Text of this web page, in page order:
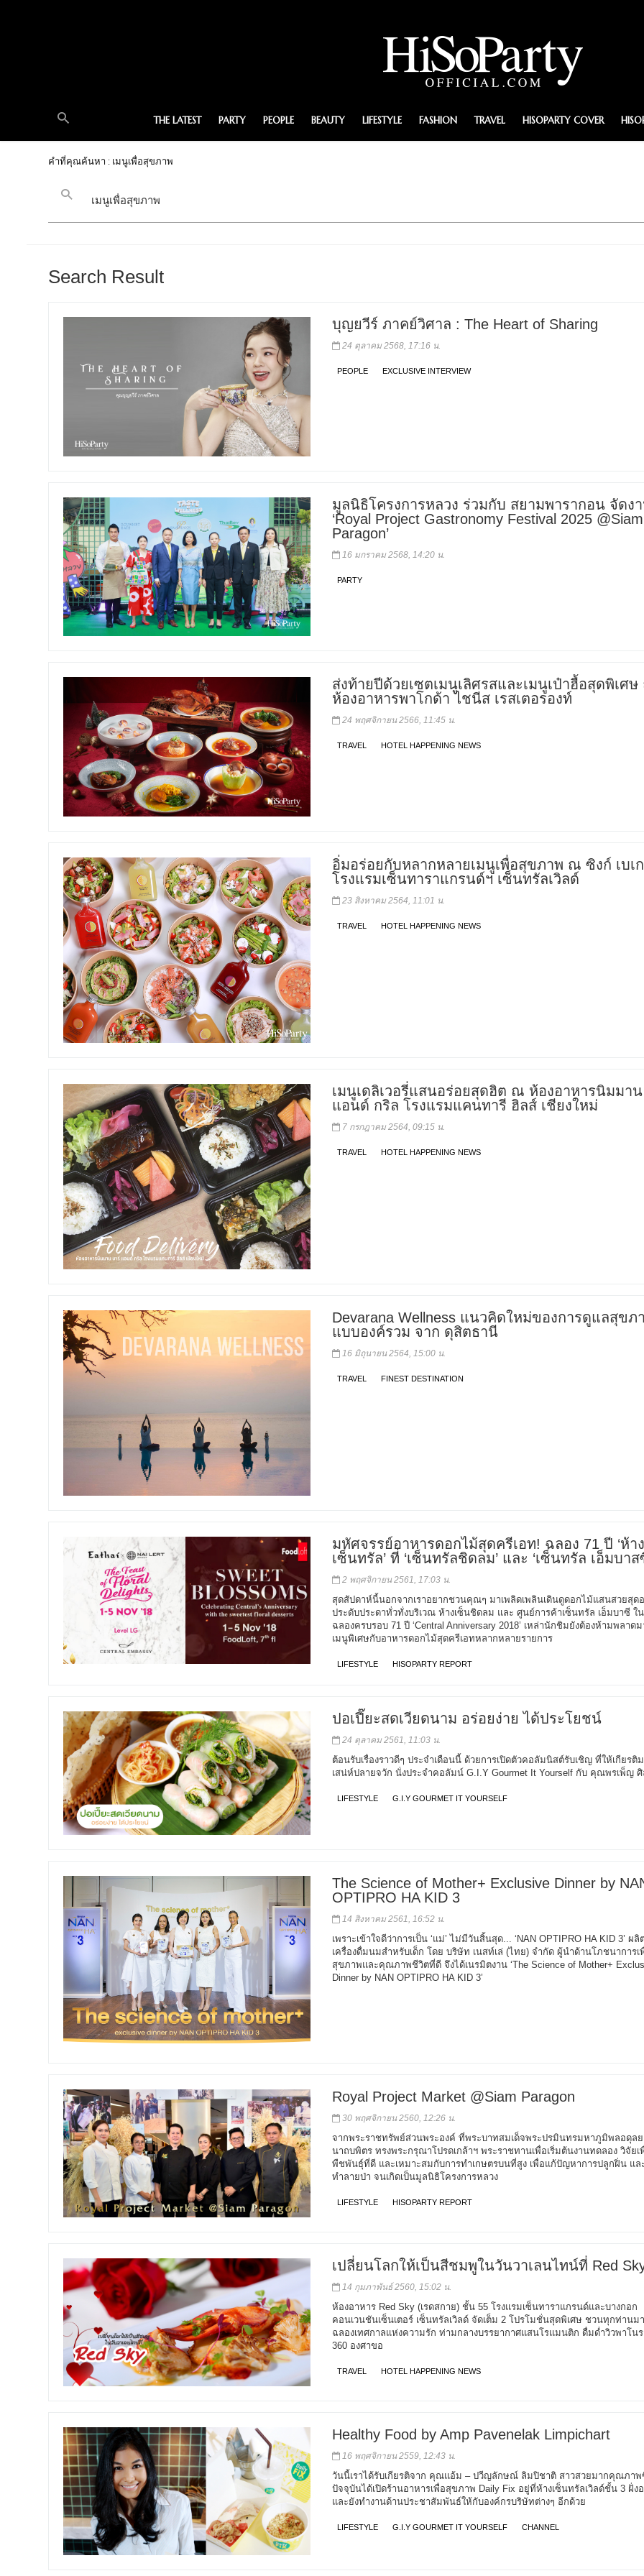
THE LATEST PARTY PEOPLE BEAUTY LIFESTYLE FASHION TRAVEL HISOPARTY COVER
คำที่คุณค้นหา : เมนูเพื่อสุขภาพ
Search Result
บุญยวีร์ ภาคย์วิศาล : The Heart of Sharing
24 ตุลาคม 2568, 17:16 น.
PEOPLE EXCLUSIVE INTERVIEW
มูลนิธิโครงการหลวง ร่วมกับ สยามพารากอน จัดง
‘Royal Project Gastronomy Festival 2025 @Siam
Paragon’
16 มกราคม 2568, 14:20 น.
PARTY
ส่งท้ายปีด้วยเซตเมนูเลิศรสและเมนูเป๋าฮื้อสุดพิเศ
ห้องอาหารพาโกด้า ไชนีส เรสเตอรองท์
24 พฤศจิกายน 2566, 11:45 น.
TRAVEL HOTEL HAPPENING NEWS
อิ่มอร่อยกับหลากหลายเมนูเพื่อสุขภาพ ณ ซิงก์ เบเ
โรงแรมเซ็นทาราแกรนด์ฯ เซ็นทรัลเวิลด์
23 สิงหาคม 2564, 11:01 น.
TRAVEL HOTEL HAPPENING NEWS
เมนูเดลิเวอรี่แสนอร่อยสุดฮิต ณ ห้องอาหารนิมมา
แอนด์ กริล โรงแรมแคนทารี ฮิลส์ เชียงใหม่
7 กรกฎาคม 2564, 09:15 น.
TRAVEL HOTEL HAPPENING NEWS
Devarana Wellness แนวคิดใหม่ของการดูแลสุขภ
แบบองค์รวม จาก ดุสิตธานี
16 มิถุนายน 2564, 15:00 น.
TRAVEL FINEST DESTINATION
มหัศจรรย์อาหารดอกไม้สุดครีเอท! ฉลอง 71 ปี ‘ห้า
เซ็นทรัล’ ที่ ‘เซ็นทรัลชิดลม’ และ ‘เซ็นทรัล เอ็มบาส
2 พฤศจิกายน 2561, 17:03 น.
สุดสัปดาห์นี้นอกจากเราอยากชวนคุณๆ มาเพลิดเพลินเดินดูดอกไม้แสนสวยสุด
ประดับประดาทั่วทั่งบริเวณ ห้างเซ็นชิดลม และ ศูนย์การค้าเซ็นทรัล เอ็มบาซี ใ
ฉลองครบรอบ 71 ปี ‘Central Anniversary 2018’ เหล่านักชิมยังต้องห้ามพลาด
เมนูพิเศษกับอาหารดอกไม้สุดครีเอทหลากหลายรายการ
LIFESTYLE HISOPARTY REPORT
ปอเปี๊ยะสดเวียดนาม อร่อยง่าย ได้ประโยชน์
24 ตุลาคม 2561, 11:03 น.
ต้อนรับเรื่องราวดีๆ ประจำเดือนนี้ ด้วยการเปิดตัวคอลัมนิสต์รับเชิญ ที่ให้เกียรติ
เสน่ห์ปลายจวัก นั่งประจำคอลัมน์ G.I.Y Gourmet It Yourself กับ คุณพรเพ็ญ
LIFESTYLE G.I.Y GOURMET IT YOURSELF
The Science of Mother+ Exclusive Dinner by
OPTIPRO HA KID 3
14 สิงหาคม 2561, 16:52 น.
เพราะเข้าใจดีว่าการเป็น ‘แม่’ ไม่มีวันสิ้นสุด... ‘NAN OPTIPRO HA KID 3’
เครื่องดื่มนมสำหรับเด็ก โดย บริษัท เนสท์เล่ (ไทย) จำกัด ผู้นำด้านโภชนาการเ
สุขภาพและคุณภาพชีวิตที่ดี จึงได้เนรมิตงาน ‘The Science of Mother+
Dinner by NAN OPTIPRO HA KID 3’
Royal Project Market @Siam Paragon
30 พฤศจิกายน 2560, 12:26 น.
จากพระราชทรัพย์ส่วนพระองค์ ที่พระบาทสมเด็จพระปรมินทรมหาภูมิพลอดุลย
นาถบพิตร ทรงพระกรุณาโปรดเกล้าฯ พระราชทานเพื่อเริ่มต้นงานทดลอง วิจัย
พืชพันธุ์ที่ดี และเหมาะสมกับการทำเกษตรบนที่สูง เพื่อแก้ปัญหาการปลูกฝิ่น แล
ทำลายป่า จนเกิดเป็นมูลนิธิโครงการหลวง
LIFESTYLE HISOPARTY REPORT
เปลี่ยนโลกให้เป็นสีชมพูในวันวาเลนไทน์ที่ Red
14 กุมภาพันธ์ 2560, 15:02 น.
ห้องอาหาร Red Sky (เรดสกาย) ชั้น 55 โรงแรมเซ็นทาราแกรนด์และบางกอก
คอนเวนชันเซ็นเตอร์ เซ็นทรัลเวิลด์ จัดเต็ม 2 โปรโมชั่นสุดพิเศษ ชวนทุกท่านม
ฉลองเทศกาลแห่งความรัก ท่ามกลางบรรยากาศแสนโรแมนติก ดื่มด่ำวิวพาโน
360 องศาขอ
TRAVEL HOTEL HAPPENING NEWS
Healthy Food by Amp Pavenelak Limpichart
16 พฤศจิกายน 2559, 12:43 น.
วันนี้เราได้รับเกียรติจาก คุณแอ้ม – ปวีญลักษณ์ ลิมปิชาติ สาวสวยมากคุณภาพ
ปัจจุบันได้เปิดร้านอาหารเพื่อสุขภาพ Daily Fix อยู่ที่ห้างเซ็นทรัลเวิลด์ชั้น 3 ฝั่ง
และยังทำงานด้านประชาสัมพันธ์ให้กับองค์กรบริษัทต่างๆ อีกด้วย
LIFESTYLE G.I.Y GOURMET IT YOURSELF CHANNEL